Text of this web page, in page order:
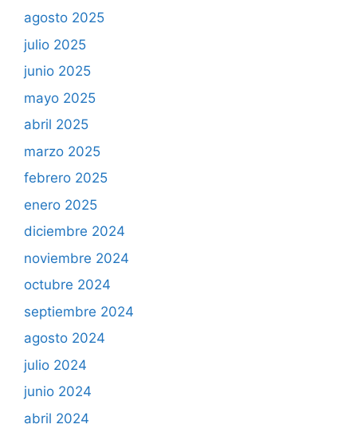
agosto 2025
julio 2025
junio 2025
mayo 2025
abril 2025
marzo 2025
febrero 2025
enero 2025
diciembre 2024
noviembre 2024
octubre 2024
septiembre 2024
agosto 2024
julio 2024
junio 2024
abril 2024